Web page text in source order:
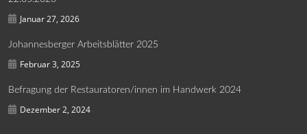
Januar 27, 2026
Johannesberger Arbeitsblätter 2025
Februar 3, 2025
Befragung der Restauratoren/innen im Handwerk 2024
Dezember 2, 2024